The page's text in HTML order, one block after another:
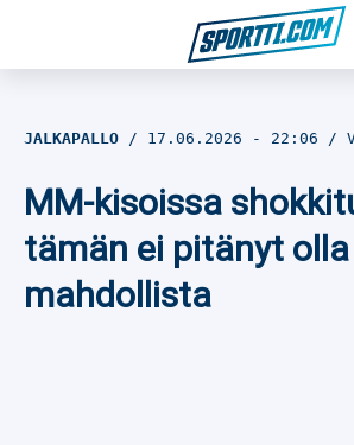
Jalkapallo
Yleisurheilu
JALKAPALLO 17.06.2026 - 22:06
MM-kisoissa
tämän ei pitänyt olla
mahdollista